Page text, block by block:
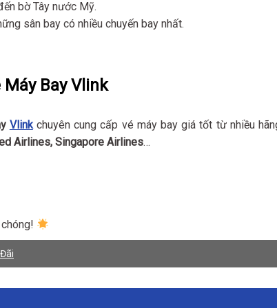
bờ Tây nước Mỹ.
sân bay có nhiều chuyến bay nhất.
Bay Vlink
Vlinkchuyên cung cấp vé máy bay giá tốt từ nhiều
Airlines, Singapore Airlines…